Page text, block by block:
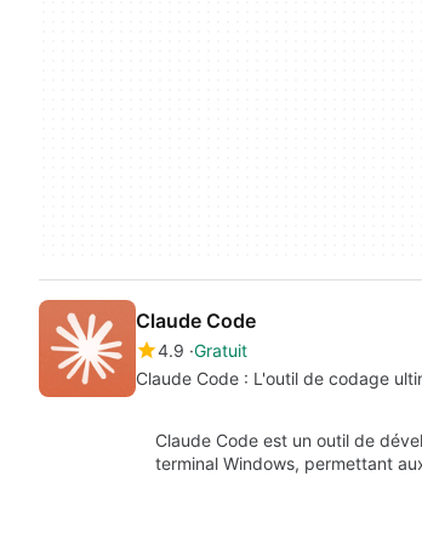
Claude Code
4.9 Gratuit
Claude Code : L'outil de codage
Claude Code est un outil de
terminal Windows, permettant